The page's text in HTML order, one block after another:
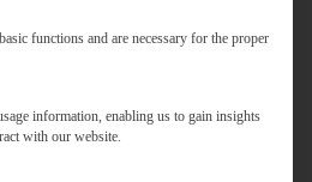
und ist auch in
transparent“,
an der PH
Gruppen, für die eine
functions and are necessary for the proper
information, enabling us to gain insights
with our website.